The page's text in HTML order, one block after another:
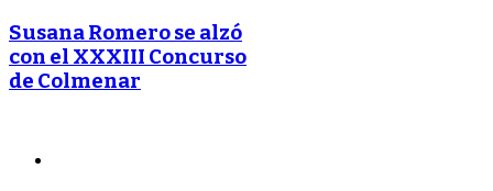
Susana Romero se alzó
con el XXXIII Concurso
de Colmenar